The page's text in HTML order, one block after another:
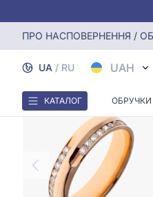
ПРО НАСПОВЕРНЕННЯ /
UA / RU UAH
КАТАЛОГ ОБРУЧКИ
Головна Діаманти